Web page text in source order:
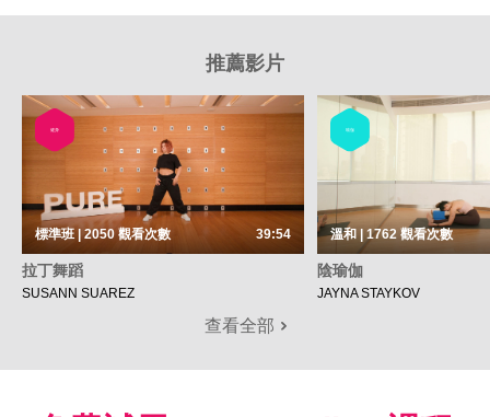
推薦影片
健身
標準班 | 2050觀看次數 39:54
拉丁舞蹈
SUSANN SUAREZ
瑜伽
溫和 | 1762 觀看次數
陰瑜伽
JAYNA STAYKOV
查看全部